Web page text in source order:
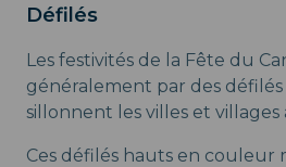
Défilés
Les festivités de la Fête du
généralement par des défilés
sillonnent les villes et villages
Ces défilés hauts en